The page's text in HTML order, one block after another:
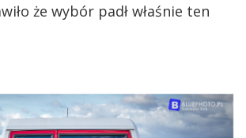
że wybór padł właśnie ten